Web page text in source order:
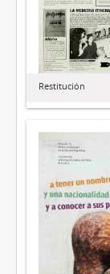
Restitución